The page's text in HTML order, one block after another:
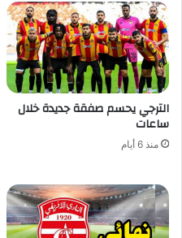
الترجي يحسم صفقة جديدة خلال
ساعات
منذ 6 أيام